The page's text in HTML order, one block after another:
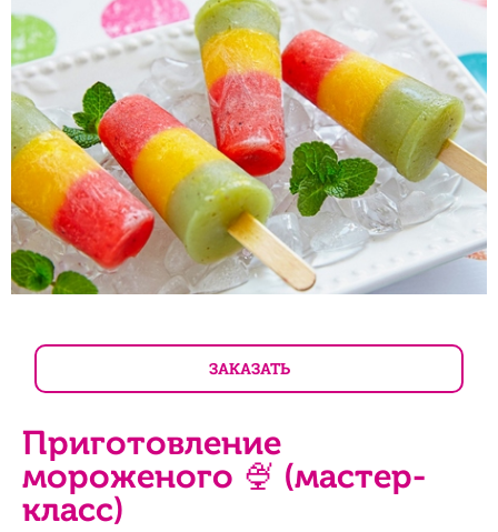
ЗАКАЗАТЬ
Приготовление
мороженого 🍨 (мастер-
класс)